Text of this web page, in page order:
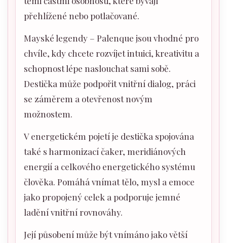
přehlížené nebo potlačované.
Mayské legendy – Palenque jsou vhodné pro
chvíle, kdy chcete rozvíjet intuici, kreativitu a
schopnost lépe naslouchat sami sobě.
Destička může podpořit vnitřní dialog, práci
se záměrem a otevřenost novým
možnostem.
V energetickém pojetí je destička spojována
také s harmonizací čaker, meridiánových
energií a celkového energetického systému
člověka. Pomáhá vnímat tělo, mysl a emoce
jako propojený celek a podporuje jemné
ladění vnitřní rovnováhy.
Její působení může být vnímáno jako větší